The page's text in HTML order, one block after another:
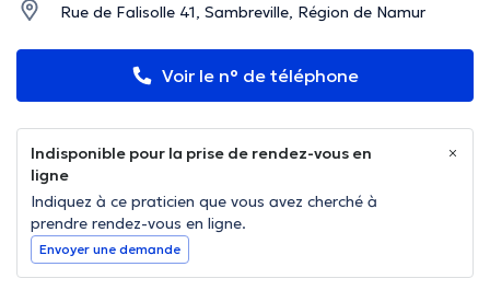
Rue de Falisolle 41, Sambreville, Région de Namur
Voir le n° de téléphone
Indisponible pour la prise de rendez-vous en
ligne
Indiquez à ce praticien que vous avez cherché à
prendre rendez-vous en ligne.
Envoyer une demande